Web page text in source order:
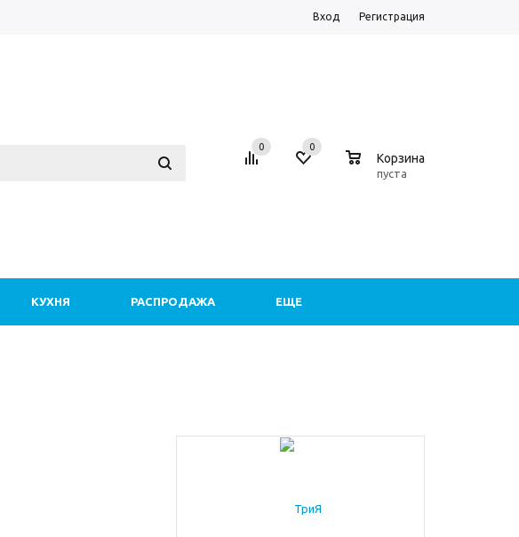
Вход Регистрация
0 0
Корзина
пуста
КУХНЯ РАСПРОДАЖА ЕЩЕ